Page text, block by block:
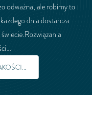
odważna, ale robimy to
dnia dostarcza